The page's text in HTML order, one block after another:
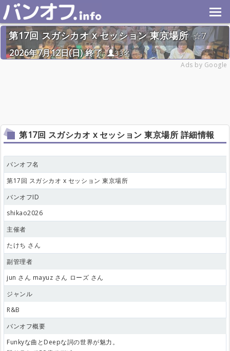
第17回 スガシカオ x セッション 東京場所
7
2026年7月12日(日) 終了
33名
Ads by Google
第17回 スガシカオ x セッション 東京場所 詳細情報
バンオフ名
第17回 スガシカオ x セッション 東京場所
バンオフID
shikao2026
主催者
たけち さん
副管理者
jun さん mayuz さん ローズ さん
ジャンル
R&B
バンオフ概要
Funkyな曲とDeepな詞の世界が魅力。